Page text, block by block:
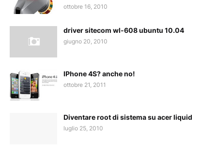
ottobre 16, 2010
driver sitecom wl-608 ubuntu 10.04
giugno 20, 2010
IPhone 4S? anche no!
ottobre 21, 2011
Diventare root di sistema su acer liquid
luglio 25, 2010